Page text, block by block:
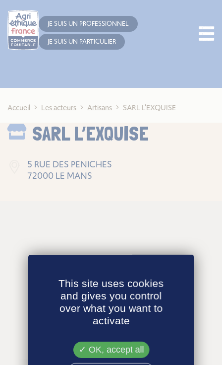
JE SUIS UN PROFESSIONNEL
JE SUIS UN PARTICULIER
Accueil Les acteurs Artisans SARL L’EXQUISE
SARL L’EXQUISE
5 RUE DES PENICHES
72000 LE MANS
This site uses cookies
and gives you control
over what you want to
activate
OK, accept all